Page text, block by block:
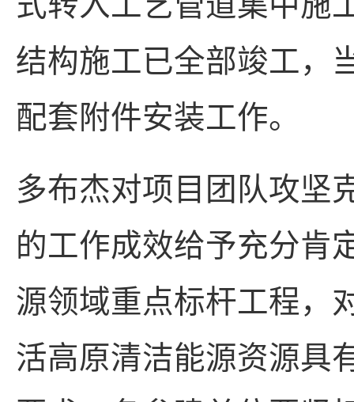
结构施工已全部竣工，
配套附件安装工作。
多布杰对项目团队攻坚
的工作成效给予充分肯
源领域重点标杆工程，
活高原清洁能源资源具